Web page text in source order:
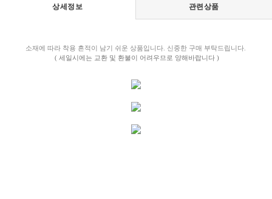
상세정보 관련상품
소재에 따라 착용 흔적이 남기 쉬운 상품입니다. 신중한 구매 부탁드립니다.
( 세일시에는 교환 및 환불이 어려우므로 양해바랍니다 )